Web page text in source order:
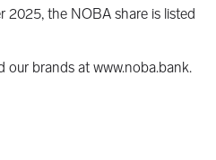
2025, the NOBA share is listed
our brands at www.noba.bank.